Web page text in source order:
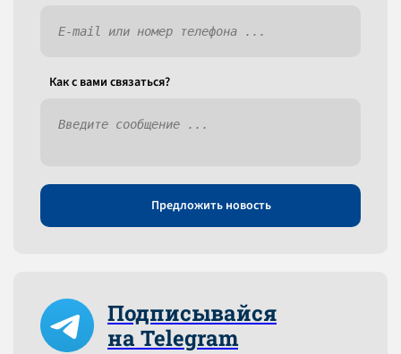
Как c вами связаться?
Предложить новость
Подписывайся
на Telegram